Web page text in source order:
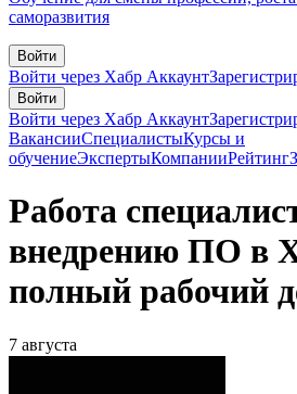
саморазвития
Войти
Войти через Хабр Аккаунт
Войти
Войти через Хабр Аккаунт
ВакансииСпециалистыКурсы и
обучениеЭкспертыКомпанииРейтинг
Работа
внедрению ПО в
полный рабочий
7 августа